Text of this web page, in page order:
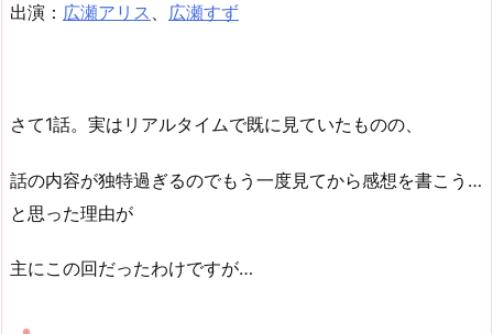
出演： 広瀬アリス 、 広瀬すず
さて1話。実はリアルタイムで既に見ていたものの、
話の内容が独特過ぎるのでもう一度見てから感想を書こう…
と思った理由が
主にこの回だったわけですが…